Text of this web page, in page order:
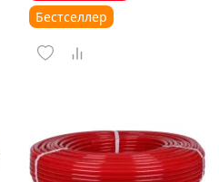
Бестселлер